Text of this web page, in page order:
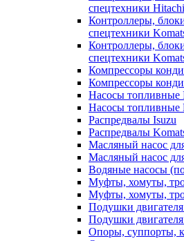
спецтехники Hitachi
Контроллеры,
спецтехники
Контроллеры,
спецтехники
Компрессоры
Компрессоры
Насосы топливные
Насосы топливные
Распредвалы Isuzu
Распредвалы
Масляный насос
Масляный насос
Водяные насосы
Муфты, хомуты,
Муфты, хомуты,
Подушки
Подушки
Опоры, суппорты,